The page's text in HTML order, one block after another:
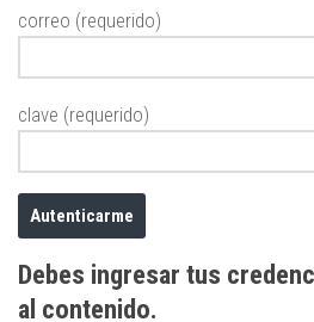
correo (requerido)
clave (requerido)
Debes ingresar tus
al contenido.